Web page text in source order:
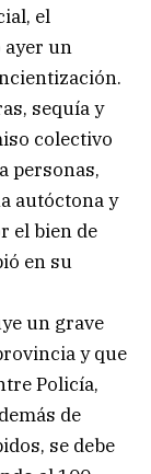
el
ayer un
sequía y
colectivo
personas,
autóctona y
el bien de
en su
un grave
y que
Policía,
de
se debe